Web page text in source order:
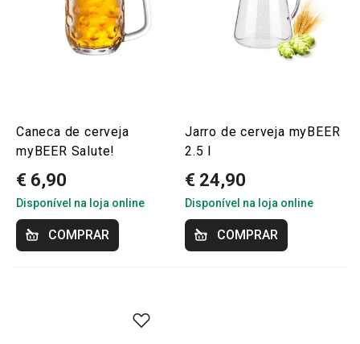
Caneca de cerveja
myBEER Salute!
€ 6,90
Disponível na loja online
COMPRAR
Jarro de cerveja myBEER
2.5 l
€ 24,90
Disponível na loja online
COMPRAR